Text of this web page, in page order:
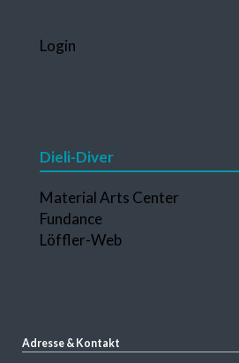
überspringen
Login
Dieli-Diver
Navigation
überspringen
Material Arts Center
Fundance
Löffler-Web
Adresse & Kontakt